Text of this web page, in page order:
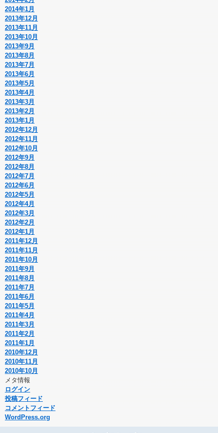
2014年1月
2013年12月
2013年11月
2013年10月
2013年9月
2013年8月
2013年7月
2013年6月
2013年5月
2013年4月
2013年3月
2013年2月
2013年1月
2012年12月
2012年11月
2012年10月
2012年9月
2012年8月
2012年7月
2012年6月
2012年5月
2012年4月
2012年3月
2012年2月
2012年1月
2011年12月
2011年11月
2011年10月
2011年9月
2011年8月
2011年7月
2011年6月
2011年5月
2011年4月
2011年3月
2011年2月
2011年1月
2010年12月
2010年11月
2010年10月
メタ情報
ログイン
投稿フィード
コメントフィード
WordPress.org